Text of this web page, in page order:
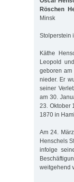
Röschen
Minsk
Stolperstein
Käthe
Leopold
geboren
nieder. Er
seiner
am 30.
23. Oktober
1870 in
Am 24.
Henschels
infolge
weitgehend